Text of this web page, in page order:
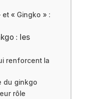
« Gingko » :
: les
renforcent la
du ginkgo
rôle